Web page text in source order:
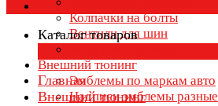
Колпачки на болты
Вентили для шин
Внешний тюнинг
Эмблемы по маркам авто
Надписи эмблемы разные
Каталог товаров
Главная
Внешний тюнинг